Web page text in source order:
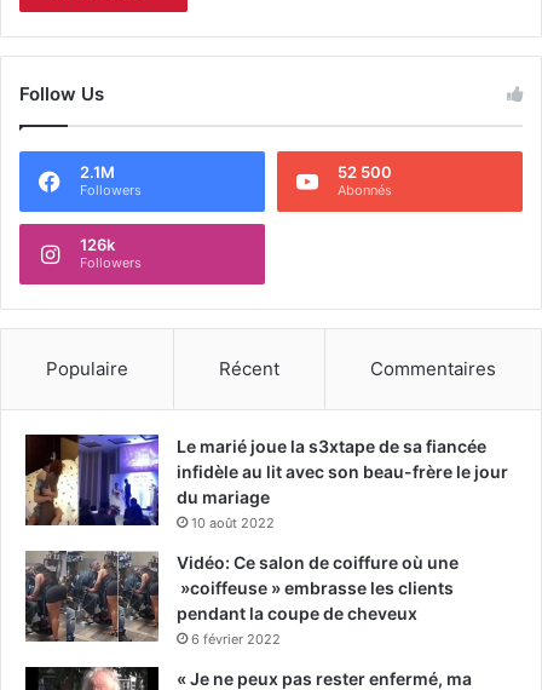
Follow Us
2.1M
Followers
52 500
Abonnés
126k
Followers
Populaire Récent Commentaires
Le marié joue la s3xtape de sa fiancée
infidèle au lit avec son beau-frère le jour
du mariage
10 août 2022
Vidéo: Ce salon de coiffure où une
»coiffeuse » embrasse les clients
pendant la coupe de cheveux
6 février 2022
« Je ne peux pas rester enfermé, ma